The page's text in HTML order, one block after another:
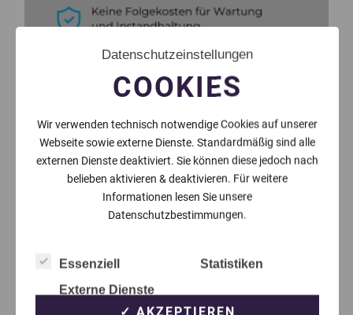
Datenschutzeinstellungen
COOKIES
Wir verwenden technisch notwendige Cookies auf unserer
Webseite sowie externe Dienste. Standardmäßig sind alle
externen Dienste deaktiviert. Sie können diese jedoch nach
belieben aktivieren & deaktivieren. Für weitere
Informationen lesen Sie unsere
Datenschutzbestimmungen.
Essenziell
Statistiken
Externe Dienste
✓ AKZEPTIEREN